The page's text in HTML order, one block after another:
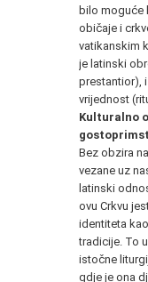
bilo moguće
običaje i
vatikanskim
je latinski
prestantior),
vrijednost
Kulturalno
Bez obzira
vezane uz
latinski
ovu Crkvu
identiteta
tradicije. To
istočne
gdje je ona